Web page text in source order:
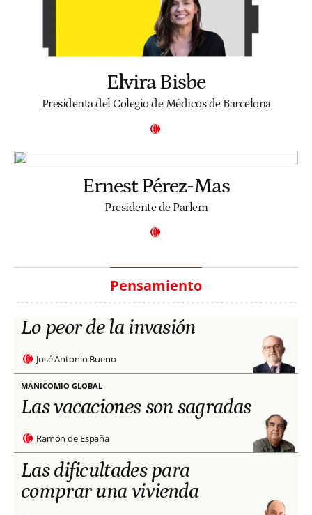
Elvira Bisbe
Presidenta del Colegio de Médicos de Barcelona
Ernest Pérez-Mas
Presidente de Parlem
Pensamiento
Lo peor de la invasión
José Antonio Bueno
MANICOMIO GLOBAL
Las vacaciones son sagradas
Ramón de España
Las dificultades para
comprar una vivienda